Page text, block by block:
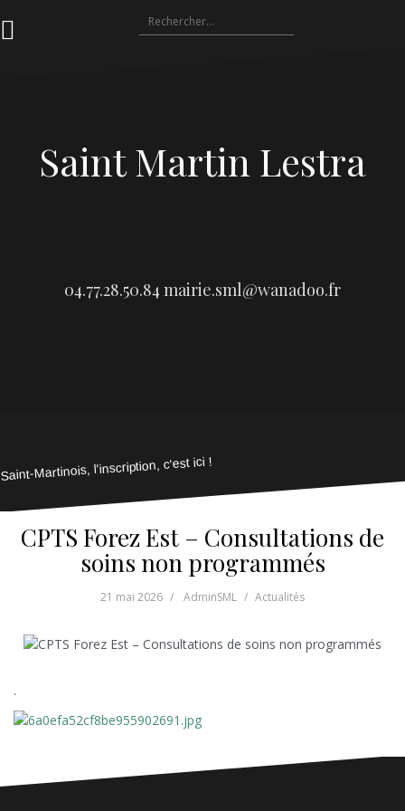
au
Rechercher :
Saint Martin Lestra
04.77.28.50.84 mairie.sml@wanadoo.fr
Saint-Martinois, l'inscription, c'est ici !
CPTS Forez Est – Consultations de
soins non programmés
21 mai 2026 AdminSML Actualités
.